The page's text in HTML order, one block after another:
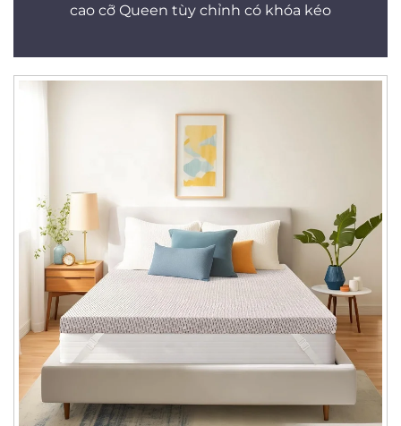
cao cỡ Queen tùy chỉnh có khóa kéo